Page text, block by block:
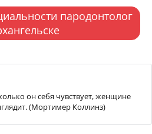
пародонтолог
он себя чувствует, женщине
(Мортимер Коллинз)